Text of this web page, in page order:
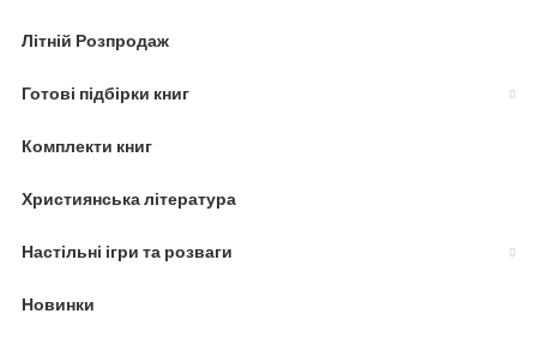
Літній Розпродаж
Готові підбірки книг
Комплекти книг
Християнська література
Настільні ігри та розваги
Новинки